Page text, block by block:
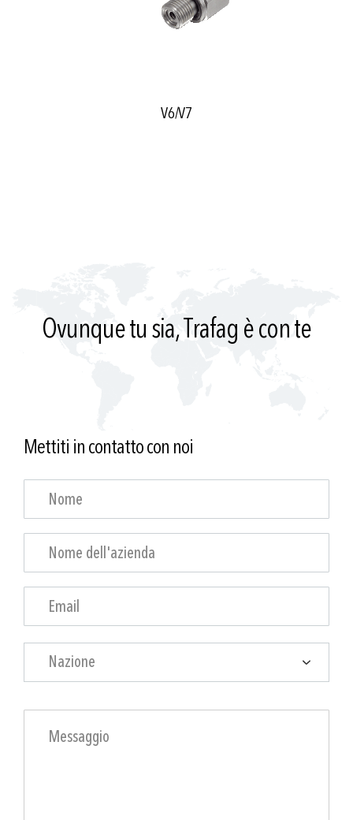
V6/V7
Ovunque tu sia, Trafag è con te
Mettiti in contatto con noi
Nazione